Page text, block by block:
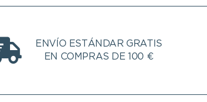
ENVÍO ESTÁNDAR GRATIS
EN COMPRAS DE 100 €